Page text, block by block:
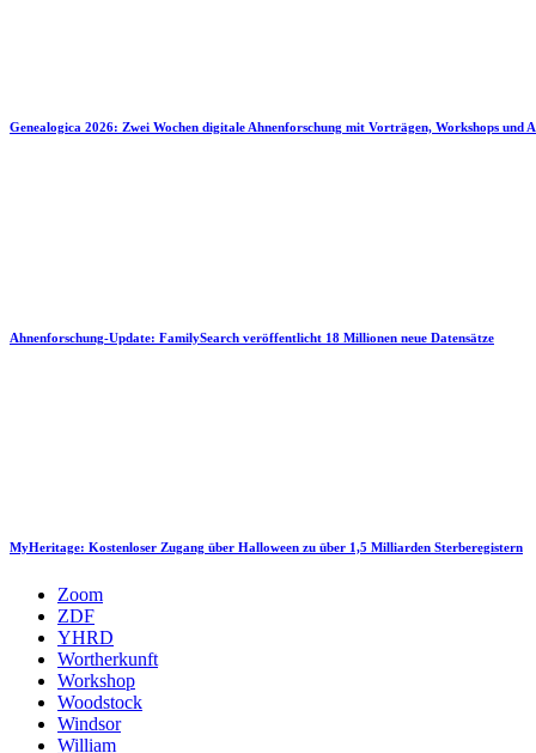
Genealogica 2026: Zwei Wochen digitale Ahnenforschung mit Vorträgen, Workshops und
Ahnenforschung-Update: FamilySearch veröffentlicht 18 Millionen neue Datensätze
MyHeritage: Kostenloser Zugang über Halloween zu über 1,5 Milliarden Sterberegistern
Zoom
ZDF
YHRD
Wortherkunft
Workshop
Woodstock
Windsor
William